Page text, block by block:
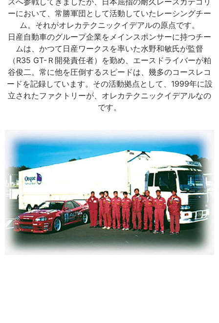
ーにおいて、常勝軍団として活動していたレーシングチー
ム。それがオレカテクニックイデアルの原点です。
日産自動車のグループ企業をメインスポンサーに持つチー
ムは、かつて日産ワークスを率いた水野和敏氏が監督
（R35 GT-Ｒ開発責任者）を勤め、エースドライバーが粕
谷俊二。常に他を圧倒するスピードは、幾多のコースレコ
ードを記録しています。その活動拠点として、1999年に設
立されたファクトリーが、オレカテクニックイデアルなの
です。